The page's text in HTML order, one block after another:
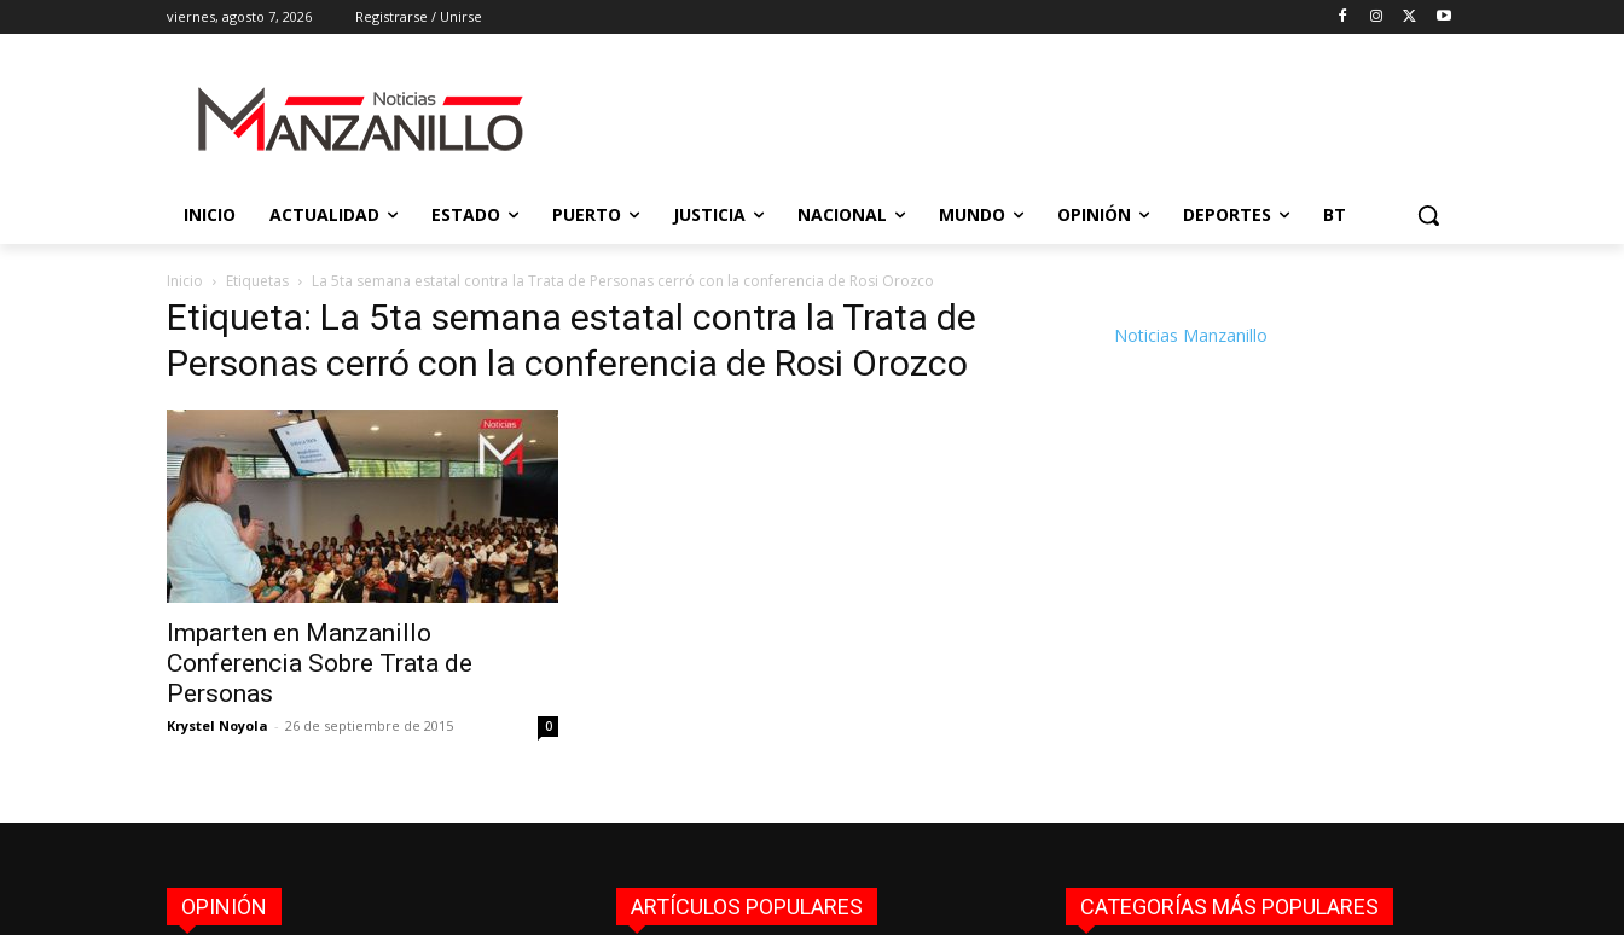
viernes, agosto 7, 2026 Registrarse / Unirse
INICIO ACTUALIDAD ESTADO PUERTO JUSTICIA NACIONAL MUNDO OPINIÓN DEPORTES BT
Inicio Etiquetas La 5ta semana estatal contra la Trata de Personas cerró con la conferencia de Rosi Orozco
Etiqueta: La 5ta semana estatal contra la Trata de
Personas cerró con la conferencia de Rosi Orozco
Imparten en Manzanillo
Conferencia Sobre Trata de
Personas
Krystel Noyola - 26 de septiembre de 2015 0
Noticias Manzanillo
OPINIÓN ARTÍCULOS POPULARES CATEGORÍAS MÁS POPULARES